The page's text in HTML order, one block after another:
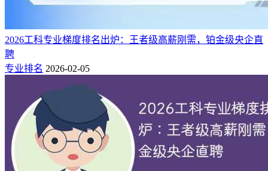
2026工科专业梯度排名出炉：王者级高薪刚需，铂金级央企直
聘
专业排名 2026-02-05